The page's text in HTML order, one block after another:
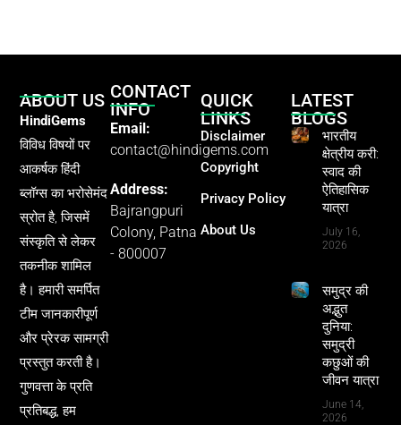
ABOUT US
HindiGems
विविध विषयों पर
आकर्षक हिंदी
ब्लॉग्स का भरोसेमंद
स्रोत है, जिसमें
संस्कृति से लेकर
तकनीक शामिल
है। हमारी समर्पित
टीम जानकारीपूर्ण
और प्रेरक सामग्री
प्रस्तुत करती है।
गुणवत्ता के प्रति
प्रतिबद्ध, हम
CONTACT
INFO
Email:
contact@hindigems.com
Address:
Bajrangpuri
Colony, Patna
- 800007
QUICK
LINKS
Disclaimer
Copyright
Privacy Policy
About Us
LATEST
BLOGS
भारतीय
क्षेत्रीय करी:
स्वाद की
ऐतिहासिक
यात्रा
July 16,
2026
समुद्र की
अद्भुत
दुनिया:
समुद्री
कछुओं की
जीवन यात्रा
June 14,
2026